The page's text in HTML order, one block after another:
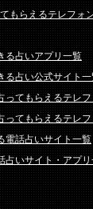
もらえるテレフォ
る占いアプリ一覧
る占い公式サイト
ってもらえるテレ
ってもらえるテレ
電話占いサイト一覧
占いサイト・アプ